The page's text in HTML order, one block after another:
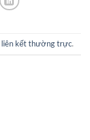
liên kết thường trực.